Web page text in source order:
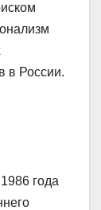
в России.
года